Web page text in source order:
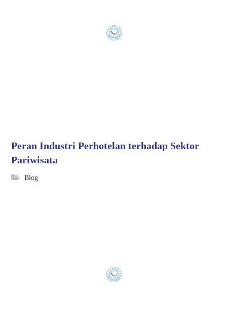
Peran Industri Perhotelan terhadap Sektor
Pariwisata
Blog